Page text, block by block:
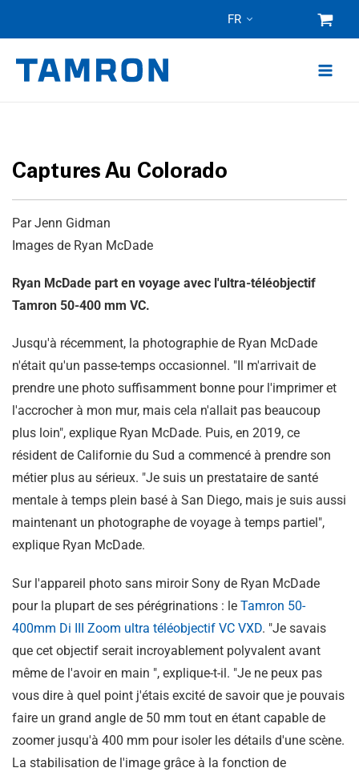
content
FR
Captures Au Colorado
Par Jenn Gidman
Images de Ryan McDade
Ryan McDade part en voyage avec l'ultra-téléobjectif
Tamron 50-400 mm VC.
Jusqu'à récemment, la photographie de Ryan McDade
n'était qu'un passe-temps occasionnel. "Il m'arrivait de
prendre une photo suffisamment bonne pour l'imprimer et
l'accrocher à mon mur, mais cela n'allait pas beaucoup
plus loin", explique Ryan McDade. Puis, en 2019, ce
résident de Californie du Sud a commencé à prendre son
métier plus au sérieux. "Je suis un prestataire de santé
mentale à temps plein basé à San Diego, mais je suis aussi
maintenant un photographe de voyage à temps partiel",
explique Ryan McDade.
Sur l'appareil photo sans miroir Sony de Ryan McDade
pour la plupart de ses pérégrinations : le Tamron 50-
400mm Di III Zoom ultra téléobjectif VC VXD. "Je savais
que cet objectif serait incroyablement polyvalent avant
même de l'avoir en main ", explique-t-il. "Je ne peux pas
vous dire à quel point j'étais excité de savoir que je pouvais
faire un grand angle de 50 mm tout en étant capable de
zoomer jusqu'à 400 mm pour isoler les détails d'une scène.
La stabilisation de l'image grâce à la fonction de